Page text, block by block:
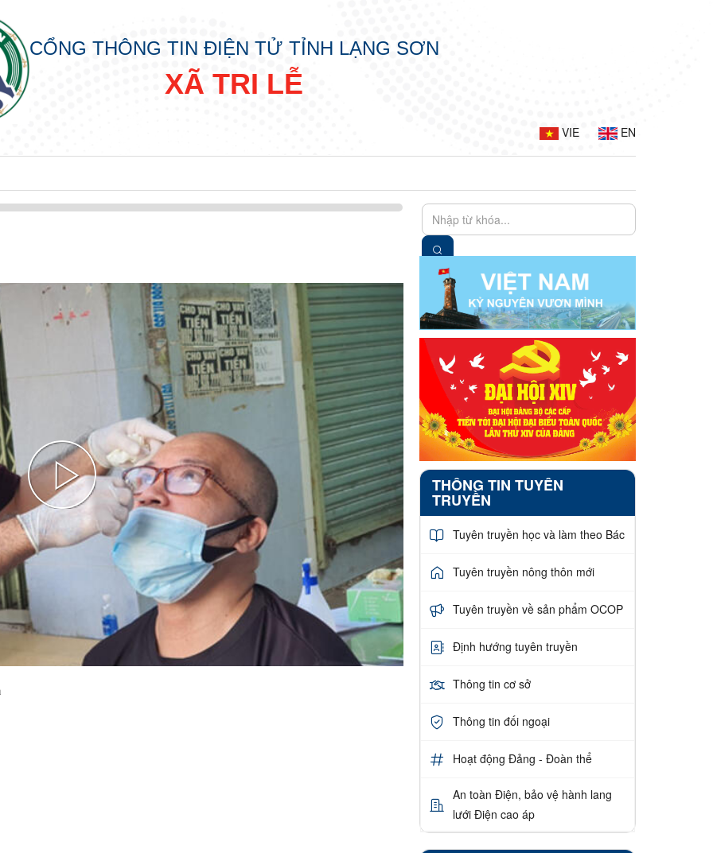
CỔNG THÔNG TIN ĐIỆN TỬ TỈNH LẠNG SƠN
XÃ TRI LỄ
VIE EN
Play
THÔNG TIN TUYÊN
TRUYỀN
Tuyên truyền học và làm theo Bác
Tuyên truyền nông thôn mới
Tuyên truyền về sản phẩm OCOP
Định hướng tuyên truyền
Thông tin cơ sở
Thông tin đối ngoại
Hoạt động Đảng - Đoàn thể
An toàn Điện, bảo vệ hành lang
lưới Điện cao áp